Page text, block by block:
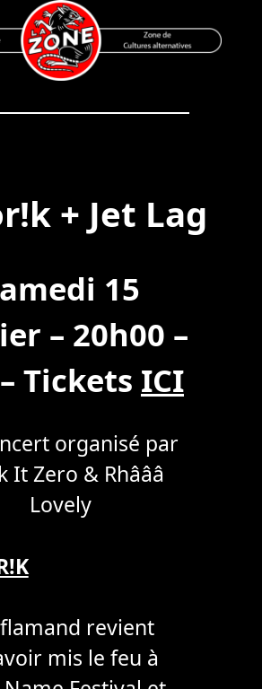
La ZoneAlternatives
+ Jet Lag
15
– 20h00 –
Tickets ICI
organisé par
It Zero & Rhâââ
Lovely
revient
mis le feu à